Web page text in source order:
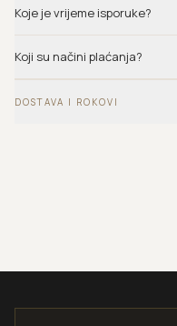
Koje je vrijeme isporuke?
Koji su načini plaćanja?
DOSTAVA I ROKOVI